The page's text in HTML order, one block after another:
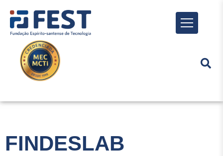
Menu
FINDESLAB